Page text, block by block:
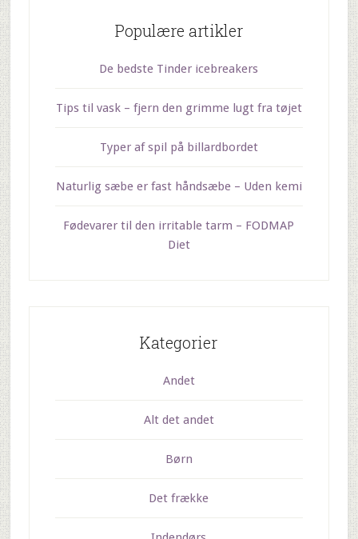
Populære artikler
De bedste Tinder icebreakers
Tips til vask – fjern den grimme lugt fra tøjet
Typer af spil på billardbordet
Naturlig sæbe er fast håndsæbe – Uden kemi
Fødevarer til den irritable tarm – FODMAP
Diet
Kategorier
Andet
Alt det andet
Børn
Det frække